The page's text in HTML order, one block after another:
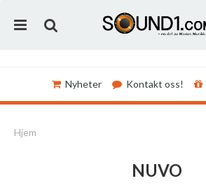
Nyheter Kontakt oss!
Hjem
NUVO